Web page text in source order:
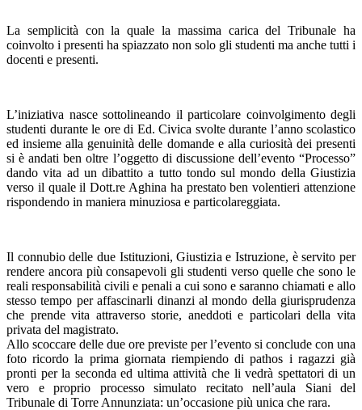
La semplicità con la quale la massima carica del Tribunale ha
coinvolto i presenti ha spiazzato non solo gli studenti ma anche tutti i
docenti e presenti.
L’iniziativa nasce sottolineando il particolare coinvolgimento degli
studenti durante le ore di Ed. Civica svolte durante l’anno scolastico
ed insieme alla genuinità delle domande e alla curiosità dei presenti
si è andati ben oltre l’oggetto di discussione dell’evento “Processo”
dando vita ad un dibattito a tutto tondo sul mondo della Giustizia
verso il quale il Dott.re Aghina ha prestato ben volentieri attenzione
rispondendo in maniera minuziosa e particolareggiata.
Il connubio delle due Istituzioni, Giustizia e Istruzione, è servito per
rendere ancora più consapevoli gli studenti verso quelle che sono le
reali responsabilità civili e penali a cui sono e saranno chiamati e allo
stesso tempo per affascinarli dinanzi al mondo della giurisprudenza
che prende vita attraverso storie, aneddoti e particolari della vita
privata del magistrato.
Allo scoccare delle due ore previste per l’evento si conclude con una
foto ricordo la prima giornata riempiendo di pathos i ragazzi già
pronti per la seconda ed ultima attività che li vedrà spettatori di un
vero e proprio processo simulato recitato nell’aula Siani del
Tribunale di Torre Annunziata: un’occasione più unica che rara.